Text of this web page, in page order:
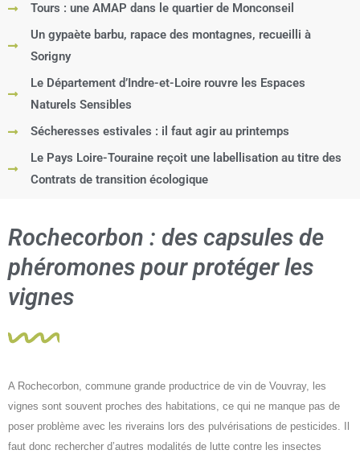
Tours : une AMAP dans le quartier de Monconseil
Un gypaète barbu, rapace des montagnes, recueilli à
Sorigny
Le Département d’Indre-et-Loire rouvre les Espaces
Naturels Sensibles
Sécheresses estivales : il faut agir au printemps
Le Pays Loire-Touraine reçoit une labellisation au titre des
Contrats de transition écologique
Rochecorbon : des capsules de
phéromones pour protéger les
vignes
A Rochecorbon, commune grande productrice de vin de Vouvray, les
vignes sont souvent proches des habitations, ce qui ne manque pas de
poser problème avec les riverains lors des pulvérisations de pesticides. Il
faut donc rechercher d’autres modalités de lutte contre les insectes